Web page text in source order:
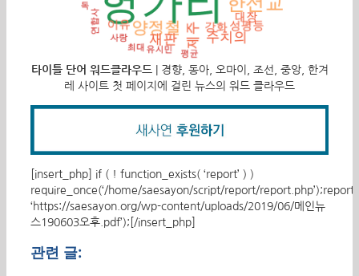
타이틀 단어 워드클라우드
| 경향, 동아, 오마이, 조선, 중앙, 한겨
레 사이트 첫 페이지에 걸린 뉴스의 워드 클라우드
[insert_php] if ( ! function_exists( ‘report’ ) )
require_once(‘/home/saesayon/script/report/report.php’);report(
‘https://saesayon.org/wp-content/uploads/2019/06/메인뉴
스190603오후.pdf’);[/insert_php]
관련 글: